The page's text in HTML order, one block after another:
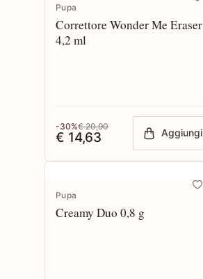
Pupa
Correttore Wonder Me Eraser
4,2 ml
-30%€ 20,90
€ 14,63 Aggiungi
Pupa
Creamy Duo 0,8 g